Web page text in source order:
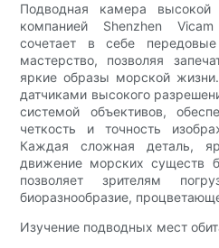
Подводная камера высокой
компанией Shenzhen
сочетает в себе
мастерство, позволяя
яркие образы морской
датчиками высокого
системой объективов,
четкость и точность
Каждая сложная деталь,
движение морских существ
позволяет зрителям
биоразнообразие,
Изучение подводных мест